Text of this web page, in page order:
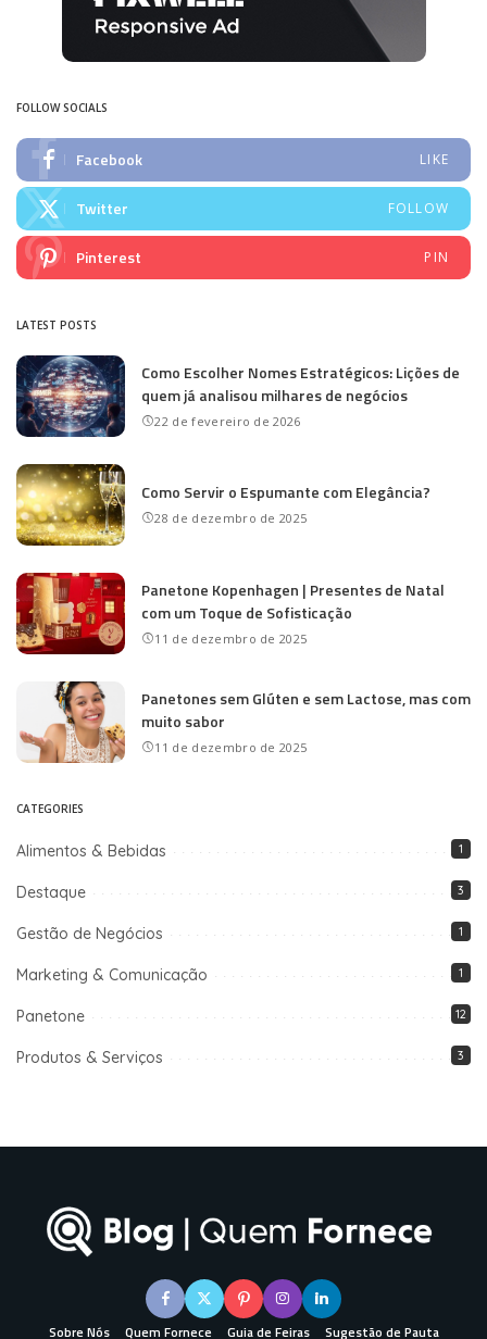
FOLLOW SOCIALS
Facebook LIKE
Twitter FOLLOW
Pinterest PIN
LATEST POSTS
Como Escolher Nomes Estratégicos: Lições de
quem já analisou milhares de negócios
22 de fevereiro de 2026
Como Servir o Espumante com Elegância?
28 de dezembro de 2025
Panetone Kopenhagen | Presentes de Natal
com um Toque de Sofisticação
11 de dezembro de 2025
Panetones sem Glúten e sem Lactose, mas com
muito sabor
11 de dezembro de 2025
CATEGORIES
Alimentos & Bebidas 1
Destaque 3
Gestão de Negócios 1
Marketing & Comunicação 1
Panetone 12
Produtos & Serviços 3
Sobre Nós Quem Fornece Guia de Feiras Sugestão de Pauta